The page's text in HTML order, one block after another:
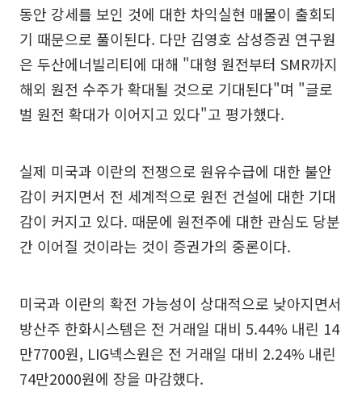
동안 강세를 보인 것에 대한 차익실현 매물이 출회되
기 때문으로 풀이된다. 다만 김영호 삼성증권 연구원
은 두산에너빌리티에 대해 "대형 원전부터 SMR까지
해외 원전 수주가 확대될 것으로 기대된다"며 "글로
벌 원전 확대가 이어지고 있다"고 평가했다.
실제 미국과 이란의 전쟁으로 원유수급에 대한 불안
감이 커지면서 전 세계적으로 원전 건설에 대한 기대
감이 커지고 있다. 때문에 원전주에 대한 관심도 당분
간 이어질 것이라는 것이 증권가의 중론이다.
미국과 이란의 확전 가능성이 상대적으로 낮아지면서
방산주 한화시스템은 전 거래일 대비 5.44% 내린 14
만7700원, LIG넥스원은 전 거래일 대비 2.24% 내린
74만2000원에 장을 마감했다.